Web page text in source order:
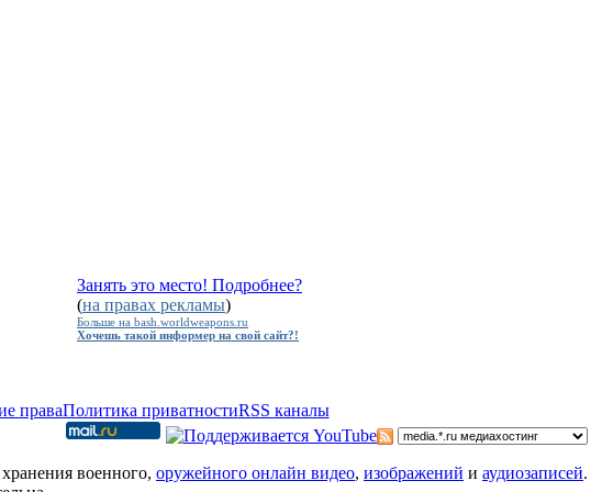
Занять это место! Подробнее?
(на правах рекламы)
Больше на bash.worldweapons.ru
Хочешь такой информер на свой сайт?!
праваПолитика приватностиRSS каналы
военного, оружейного онлайн видео, изображений и аудиозаписей.